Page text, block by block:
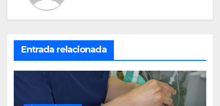
Entrada relacionada